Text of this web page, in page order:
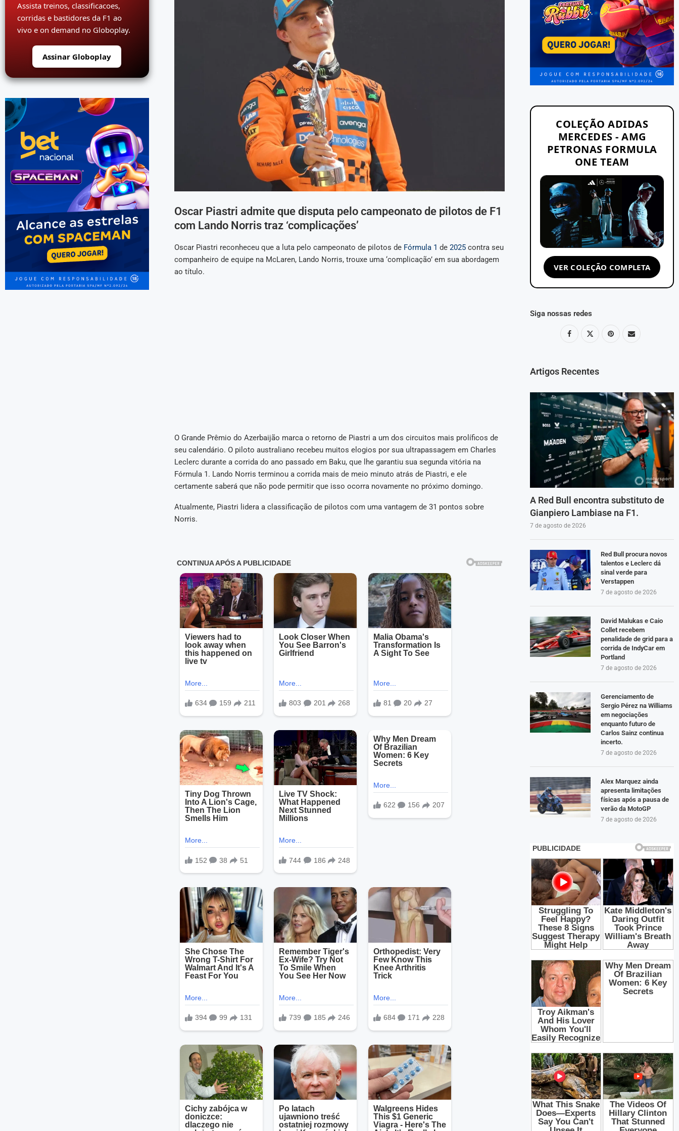
Oscar Piastri admite que disputa pelo campeonato de pilotos de F1
com Lando Norris traz ‘complicações’
Oscar Piastri reconheceu que a luta pelo campeonato de pilotos de Fórmula 1 de 2025contra seu
companheiro de equipe na McLaren, Lando Norris, trouxe uma ‘complicação’ em sua abordagem
ao título.
O Grande Prêmio do Azerbaijão marca o retorno de Piastri a um dos circuitos mais prolíficos de
seu calendário. O piloto australiano recebeu muitos elogios por sua ultrapassagem em Charles
Leclerc durante a corrida do ano passado em Baku, que lhe garantiu sua segunda vitória na
Fórmula 1. Lando Norris terminou a corrida mais de meio minuto atrás de Piastri, e ele
certamente saberá que não pode permitir que isso ocorra novamente no próximo domingo.
Atualmente, Piastri lidera a classificação de pilotos com uma vantagem de 31 pontos sobre
Norris.
COLEÇÃO ADIDAS
MERCEDES - AMG
PETRONAS FORMULA
ONE TEAM
VER COLEÇÃO COMPLETA
Siga nossas redes
Artigos Recentes
A Red Bull encontra substituto de
Gianpiero Lambiase na F1.
7 de agosto de 2026
Red Bull procura novos
talentos e Leclerc dá
sinal verde para
Verstappen
7 de agosto de 2026
David Malukas e Caio
Collet recebem
penalidade de grid para a
corrida de IndyCar em
Portland
7 de agosto de 2026
Gerenciamento de
Sergio Pérez na Williams
em negociações
enquanto futuro de
Carlos Sainz continua
incerto.
7 de agosto de 2026
Alex Marquez ainda
apresenta limitações
físicas após a pausa de
verão da MotoGP
7 de agosto de 2026
Assista treinos, classificacoes,
corridas e bastidores da F1 ao
vivo e on demand no Globoplay.
Assinar Globoplay